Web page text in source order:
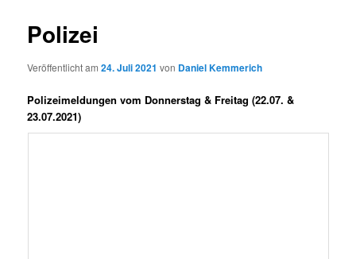
Polizei
Veröffentlicht am24. Juli 2021 von Daniel Kemmerich
Polizeimeldungen vom Donnerstag & Freitag (22.07. &
23.07.2021)